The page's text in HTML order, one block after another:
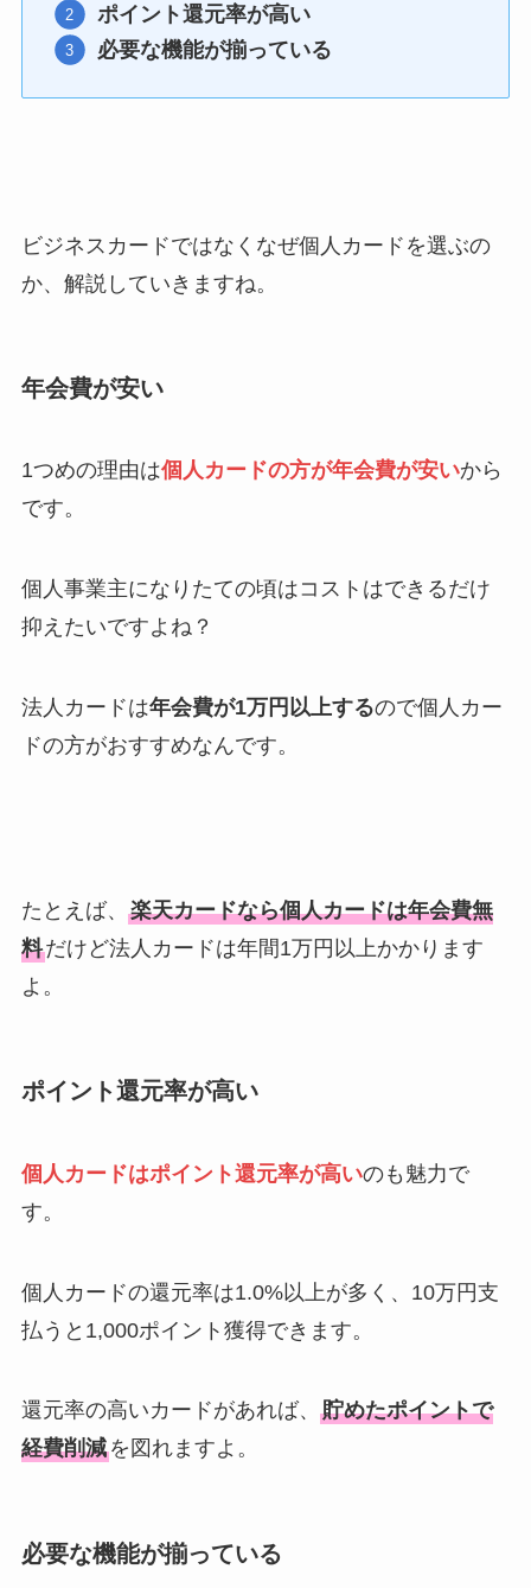
ポイント還元率が高い
必要な機能が揃っている
ビジネスカードではなくなぜ個人カードを選ぶの
か、解説していきますね。
年会費が安い
1つめの理由は個人カードの方が年会費が安いから
です。
個人事業主になりたての頃はコストはできるだけ
抑えたいですよね？
法人カードは年会費が1万円以上するので個人カー
ドの方がおすすめなんです。
たとえば、 楽天カードなら個人カードは年会費無
料だけど法人カードは年間1万円以上かかります
よ。
ポイント還元率が高い
個人カードはポイント還元率が高いのも魅力で
す。
個人カードの還元率は1.0%以上が多く、10万円支
払うと1,000ポイント獲得できます。
還元率の高いカードがあれば、 貯めたポイントで
経費削減を図れますよ。
必要な機能が揃っている